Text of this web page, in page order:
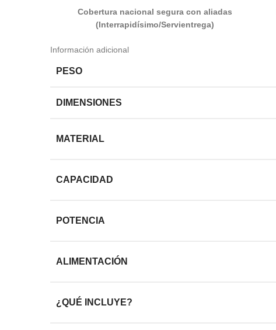
Cobertura nacional segura con aliadas
(Interrapidísimo/Servientrega)
Información adicional
PESO
DIMENSIONES
MATERIAL
CAPACIDAD
POTENCIA
ALIMENTACIÓN
¿QUÉ INCLUYE?